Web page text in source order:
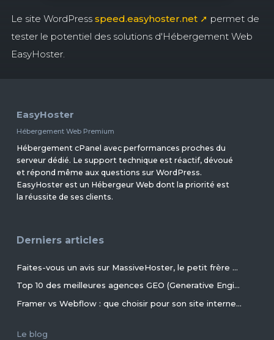
Le site WordPress speed.easyhoster.net ➚ permet de
tester le potentiel des solutions d'Hébergement Web
EasyHoster.
EasyHoster
Hébergement Web Premium
Hébergement cPanel avec performances proches du
serveur dédié. Le support technique est réactif, dévoué
et répond même aux questions sur WordPress.
EasyHoster est un Hébergeur Web dont la priorité est
la réussite de ses clients.
Derniers articles
Faites-vous un avis sur MassiveHoster, le petit frère d’EasyHoster incontournable pour les petits budgets !
Top 10 des meilleures agences GEO (Generative Engine Optimization) de France en 2026
Framer vs Webflow : que choisir pour son site internet ?
Le blog